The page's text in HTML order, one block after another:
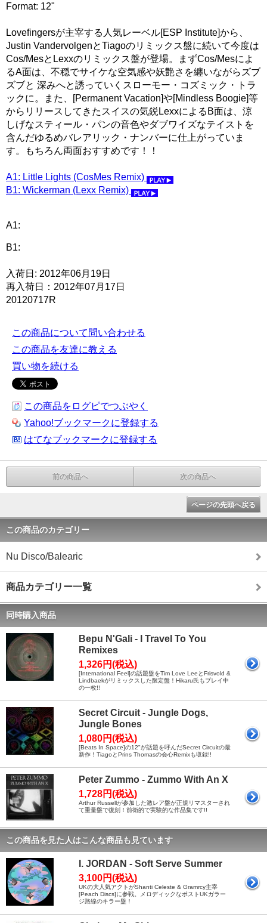
Format: 12"
Lovefingersが主宰する人気レーベル[ESP Institute]から、
Justin VandervolgenとTiagoのリミックス盤に続いて今度は
Cos/MesとLexxのリミックス盤が登場。まずCos/Mesによ
るA面は、不穏でサイケな空気感や妖艶さを纏いながらズブ
ズブと 深みへと誘っていくスローモー・コズミック・トラ
ックに。また、[Permanent Vacation]や[Mindless Boogie]等
からリリースしてきたスイスの気鋭LexxによるB面は、涼
しげなスティール・パンの音色やダブワイズなテイストを
含んだゆるめバレアリック・ナンバーに仕上がっていま
す。もちろん両面おすすめです！！
A1: Little Lights (CosMes Remix)
B1: Wickerman (Lexx Remix)
A1:
B1:
入荷日: 2012年06月19日
再入荷日：2012年07月17日
20120717R
この商品について問い合わせる
この商品を友達に教える
買い物を続ける
この商品をログピでつぶやく
Yahoo!ブックマークに登録する
はてなブックマークに登録する
前の商品へ 次の商品へ
ページの先頭へ戻る
この商品のカテゴリー
Nu Disco/Balearic
商品カテゴリー一覧
同時購入商品
Bepu N'Gali - I Travel To You
Remixes
1,326円(税込)
[International Feel]の話題盤をTim Love LeeとFrisvold &
Lindbaekがリミックスした限定盤！Hikaru氏もプレイ中
の一枚!!
Secret Circuit - Jungle Dogs,
Jungle Bones
1,080円(税込)
[Beats In Space]の12"が話題を呼んだSecret Circuitの最
新作！TiagoとPrins Thomasの会心Remixも収録!!
Peter Zummo - Zummo With An X
1,728円(税込)
Arthur Russellが参加した激レア盤が正規リマスターされ
て重量盤で復刻！前衛的で実験的な作品集です!!
この商品を見た人はこんな商品も見ています
I. JORDAN - Soft Serve Summer
3,100円(税込)
UKの大人気アクトがShanti Celeste & Gramrcy主宰
[Peach Discs]に参戦。メロディックなポストUKガラー
ジ路線のキラー盤！